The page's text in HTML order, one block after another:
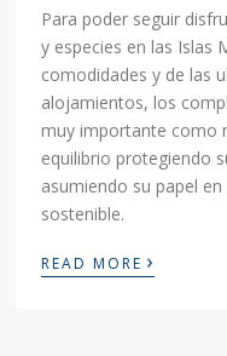
Para poder seguir
y especies en las Islas
comodidades y de las
alojamientos, los
muy importante como
equilibrio protegiendo
asumiendo su papel
sostenible.
READ MORE ›